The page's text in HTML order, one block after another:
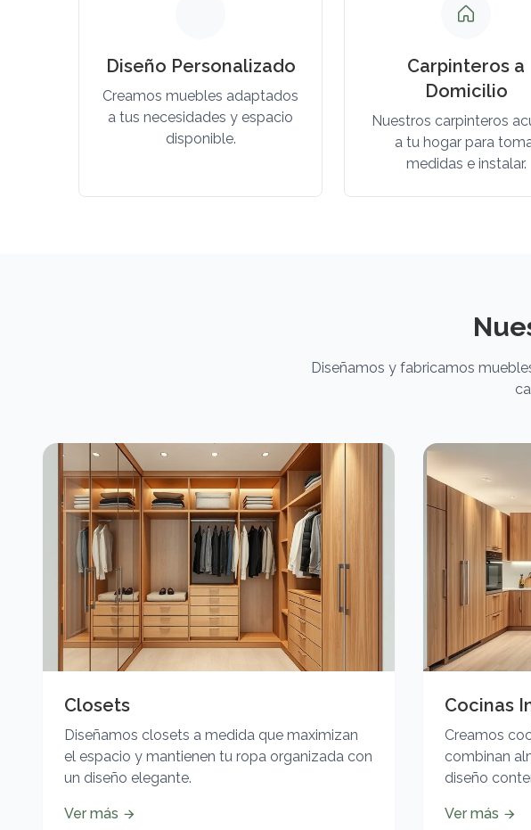
Diseño Personalizado
Creamos muebles adaptados
a tus necesidades y espacio
disponible.
Carpinteros a
Domicilio
Nuestros carpinteros
a tu hogar para
medidas e instalar.
Diseñamos y fabricamos
Closets
Diseñamos closets a medida que maximizan
el espacio y mantienen tu ropa organizada con
un diseño elegante.
Ver más
Cocinas
Creamos
combinan
diseño
Ver más